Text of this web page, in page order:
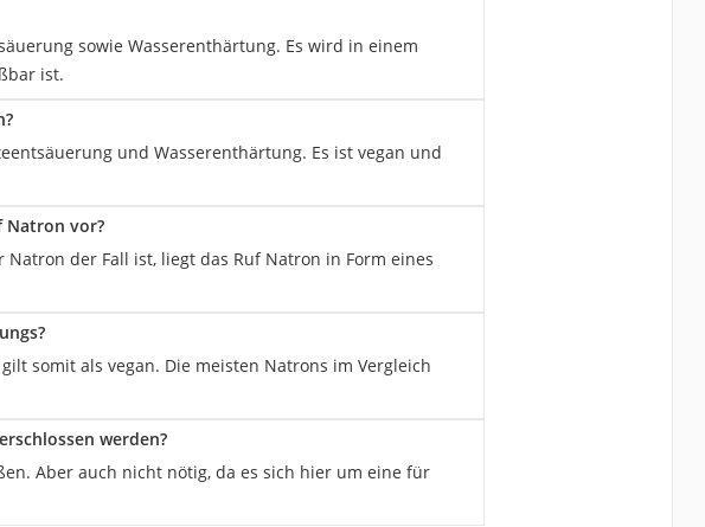
sowie Wasserenthärtung. Es wird in einem
ist.
und Wasserenthärtung. Es ist vegan und
Natron vor?
der Fall ist, liegt das Ruf Natron in Form eines
somit als vegan. Die meisten Natrons im Vergleich
werden?
Aber auch nicht nötig, da es sich hier um eine für